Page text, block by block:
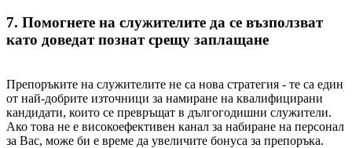
7. Помогнете на служителите да се възползват
като доведат познат срещу заплащане
Препоръките на служителите не са нова стратегия - те са един
от най-добрите източници за намиране на квалифицирани
кандидати, които се превръщат в дългогодишни служители.
Ако това не е високоефективен канал за набиране на персонал
за Вас, може би е време да увеличите бонуса за препоръка.